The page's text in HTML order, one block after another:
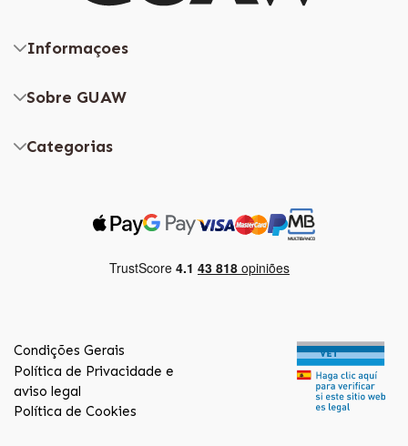
Informaçoes
Sobre GUAW
Categorias
Condições Gerais
Política de Privacidade e
aviso legal
Política de Cookies